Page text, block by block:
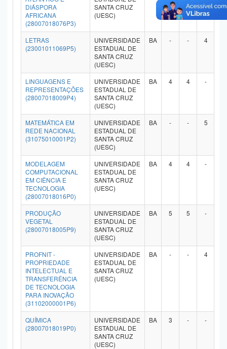
DIÁSPORA
AFRICANA
(28007018076P3)
SANTA CRUZ
(UESC)
LETRAS
(23001011069P5)
UNIVERSIDADE
ESTADUAL DE
SANTA CRUZ
(UESC)
BA - - 4
LINGUAGENS E
REPRESENTAÇÕES
(28007018009P4)
UNIVERSIDADE
ESTADUAL DE
SANTA CRUZ
(UESC)
BA 4 4 -
MATEMÁTICA EM
REDE NACIONAL
(31075010001P2)
UNIVERSIDADE
ESTADUAL DE
SANTA CRUZ
(UESC)
BA - - 5
MODELAGEM
COMPUTACIONAL
EM CIÊNCIA E
TECNOLOGIA
(28007018016P0)
UNIVERSIDADE
ESTADUAL DE
SANTA CRUZ
(UESC)
BA 4 4 -
PRODUÇÃO
VEGETAL
(28007018005P9)
UNIVERSIDADE
ESTADUAL DE
SANTA CRUZ
(UESC)
BA 5 5 -
PROFNIT -
PROPRIEDADE
INTELECTUAL E
TRANSFERÊNCIA
DE TECNOLOGIA
PARA INOVAÇÃO
(31102000001P6)
UNIVERSIDADE
ESTADUAL DE
SANTA CRUZ
(UESC)
BA - - 4
QUÍMICA
(28007018019P0)
UNIVERSIDADE
ESTADUAL DE
SANTA CRUZ
(UESC)
BA 3 - -